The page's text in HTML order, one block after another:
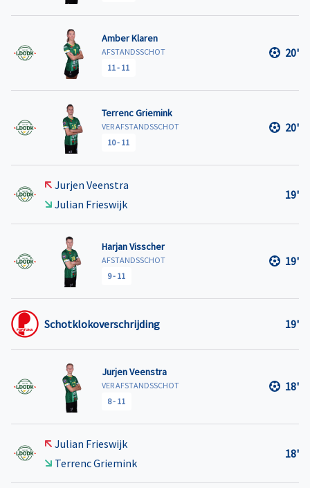
Amber Klaren
AFSTANDSSCHOT
11- 11
20'
Terrenc Griemink
VER AFSTANDSSCHOT
10- 11
20'
Jurjen Veenstra
Julian Frieswijk
19'
Harjan Visscher
AFSTANDSSCHOT
9- 11
19'
Schotklokoverschrijding 19'
Jurjen Veenstra
VER AFSTANDSSCHOT
8- 11
18'
Julian Frieswijk
Terrenc Griemink
18'